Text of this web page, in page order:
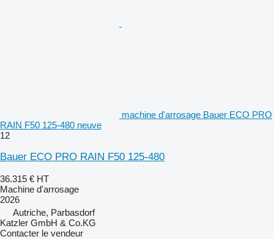
machine d'arrosage Bauer ECO PRO
RAIN F50 125-480 neuve
12
Bauer ECO PRO RAIN F50 125-480
36.315 € HT
Machine d'arrosage
2026
Autriche, Parbasdorf
Katzler GmbH & Co.KG
Contacter le vendeur